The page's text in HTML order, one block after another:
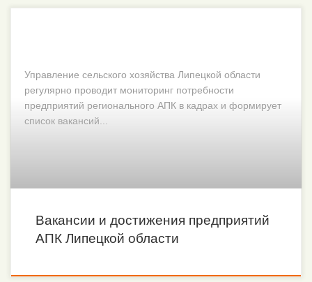
Управление сельского хозяйства Липецкой области
регулярно проводит мониторинг потребности
предприятий регионального АПК в кадрах и формирует
список вакансий...
Вакансии и достижения предприятий
АПК Липецкой области